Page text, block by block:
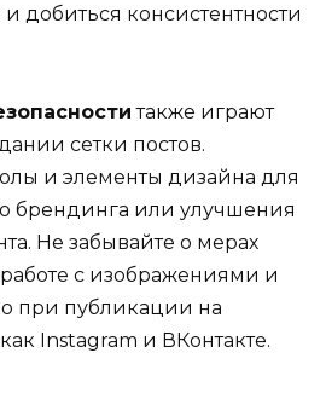
добиться консистентности
также играют
сетки постов.
и элементы дизайна для
брендинга или улучшения
Не забывайте о мерах
с изображениями и
при публикации на
Instagram и ВКонтакте.